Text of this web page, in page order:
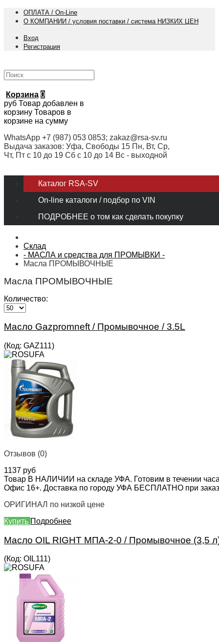
ОПЛАТА / On-Line
О КОМПАНИИ / условия поставки / система НИЗКИХ ЦЕН
Вход
Регистрация
Корзина 0
руб Товар добавлен в
корзину Товаров в
корзине на сумму
WhatsApp +7 (987) 053 0853; zakaz@rsa-sv.ru
Выдача заказов: Уфа, Свободы 15 Пн, Вт, Ср,
Чт, Пт с 10 до 19 Сб с 10 до 14 Вс - выходной
Каталог RSA-SV
On-line каталоги / подбор по VIN
ПОДРОБНЕЕ о том как сделать покупку
Склад
- МАСЛА и средства для ПРОМЫВКИ -
Масла ПРОМЫВОЧНЫЕ
Масла ПРОМЫВОЧНЫЕ
Количество:
Масло Gazpromneft / Промывочное / 3.5L
(Код: GAZ111)
Отзывов (0)
1137 руб
Товар В НАЛИЧИИ на складе УФА. Готовим в течении
Офис 16+. Доставка по городу УФА БЕСПЛАТНО при
ОРИГИНАЛ по низкой цене
Купить Подробнее
Масло OIL RIGHT МПА-2-0 / Промывочное (3,5
(Код: OIL111)